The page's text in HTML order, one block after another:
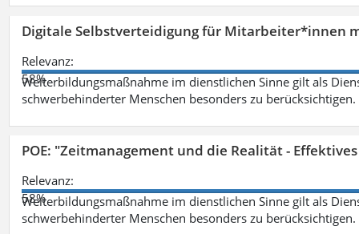
Digitale Selbstverteidigung für Mitarbeiter*innen
Relevanz:
58%
Weiterbildungsmaßnahme im dienstlichen Sinne gilt als
schwerbehinderter Menschen besonders zu berücksichtigen.
POE: "Zeitmanagement und die Realität -
Relevanz:
58%
Weiterbildungsmaßnahme im dienstlichen Sinne gilt als
schwerbehinderter Menschen besonders zu berücksichtigen.